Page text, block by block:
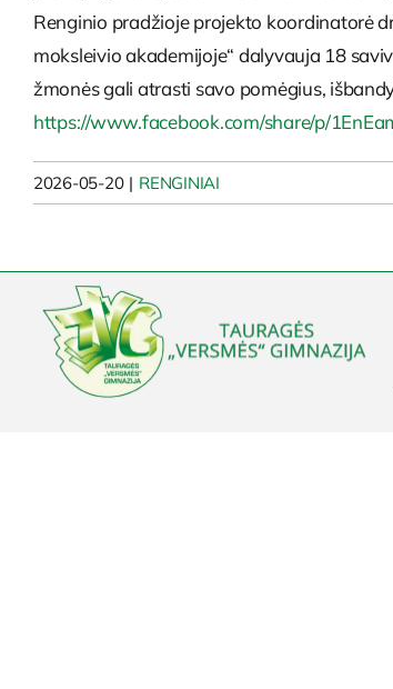
Renginio pradžioje projekto koordinatorė
moksleivio akademijoje“ dalyvauja 18
žmonės gali atrasti savo pomėgius,
https://www.facebook.com/share/p/
2026-05-20 | RENGINIAI